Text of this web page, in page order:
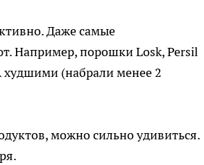
Даже самые
Например, порошки Losk, Persil
худшими (набрали менее 2
можно сильно удивиться.